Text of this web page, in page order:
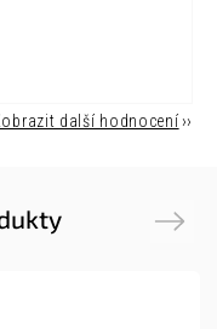
další hodnocení
Next